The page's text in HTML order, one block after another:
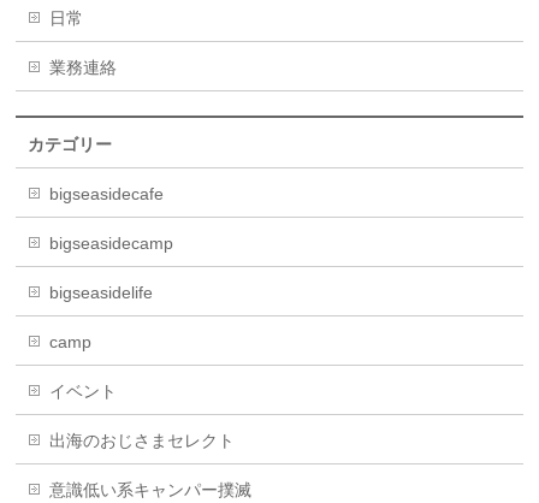
日常
業務連絡
カテゴリー
bigseasidecafe
bigseasidecamp
bigseasidelife
camp
イベント
出海のおじさまセレクト
意識低い系キャンパー撲滅